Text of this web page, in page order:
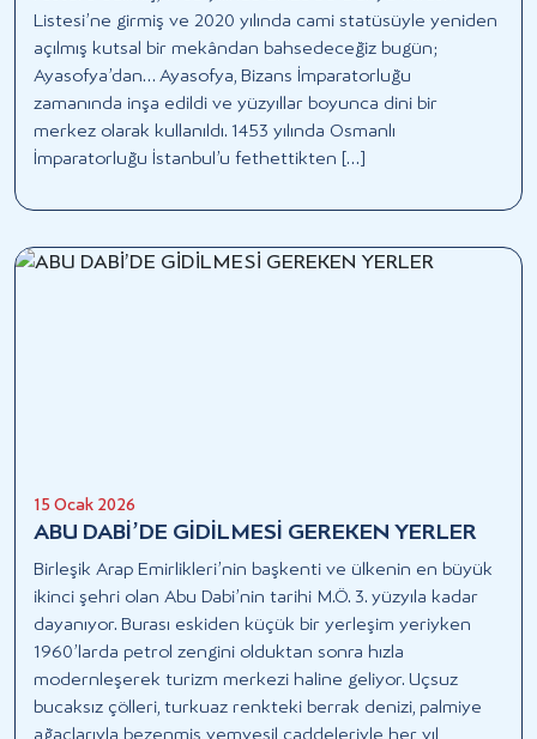
Listesi’ne girmiş ve 2020 yılında cami statüsüyle yeniden
açılmış kutsal bir mekândan bahsedeceğiz bugün;
Ayasofya’dan… Ayasofya, Bizans İmparatorluğu
zamanında inşa edildi ve yüzyıllar boyunca dini bir
merkez olarak kullanıldı. 1453 yılında Osmanlı
İmparatorluğu İstanbul’u fethettikten […]
15 Ocak 2026
ABU DABİ’DE GİDİLMESİ GEREKEN YERLER
Birleşik Arap Emirlikleri’nin başkenti ve ülkenin en büyük
ikinci şehri olan Abu Dabi’nin tarihi M.Ö. 3. yüzyıla kadar
dayanıyor. Burası eskiden küçük bir yerleşim yeriyken
1960’larda petrol zengini olduktan sonra hızla
modernleşerek turizm merkezi haline geliyor. Uçsuz
bucaksız çölleri, turkuaz renkteki berrak denizi, palmiye
ağaçlarıyla bezenmiş yemyeşil caddeleriyle her yıl